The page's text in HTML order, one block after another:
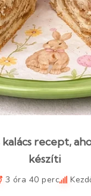
kalács recept,
készíti
3 óra 40 perc